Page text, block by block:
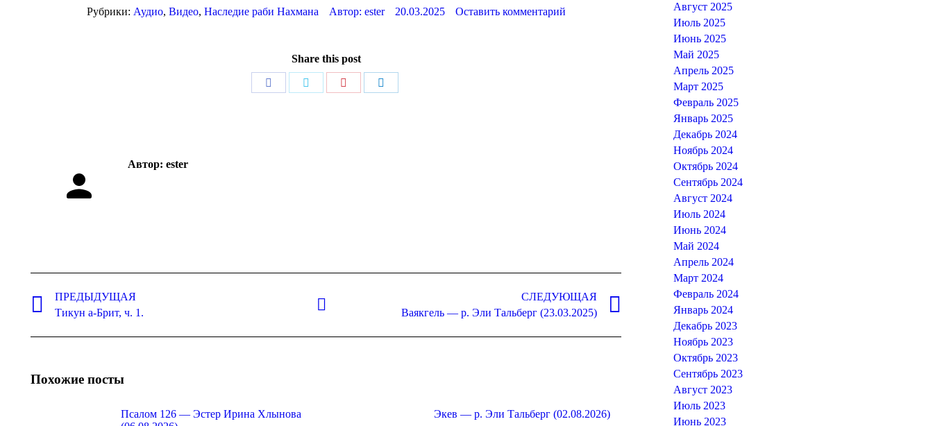
Рубрики: Аудио, Видео, Наследие раби Нахмана Автор: ester 20.03.2025 Оставить комментарий
Share this post
ПоделитьсяПоделитьсяПоделиться
Автор: ester
по
записям
ПРЕДЫДУЩАЯ
Предыдущая
запись:
Тикун а-Брит, ч. 1.
СЛЕДУЮЩАЯ
СледующаяВаякгель — р. Эли Тальберг (23.03.2025)
Похожие посты
Псалом 126 — Эстер Ирина Хлынова
Экев — р. Эли Тальберг (02.08.2026)
Август 2025
Июль 2025
Июнь 2025
Май 2025
Апрель 2025
Март 2025
Февраль 2025
Январь 2025
Декабрь 2024
Ноябрь 2024
Октябрь 2024
Сентябрь 2024
Август 2024
Июль 2024
Июнь 2024
Май 2024
Апрель 2024
Март 2024
Февраль 2024
Январь 2024
Декабрь 2023
Ноябрь 2023
Октябрь 2023
Сентябрь 2023
Август 2023
Июль 2023
Июнь 2023